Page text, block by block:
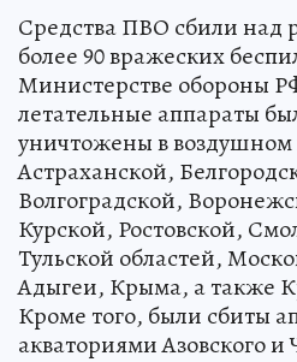
Средства ПВО сбили над
более 90 вражеских
Министерстве обороны
летательные аппараты
уничтожены в воздушном
Астраханской,
Волгоградской,
Курской, Ростовской,
Тульской областей,
Адыгеи, Крыма, а также
Кроме того, были сбиты
акваториями Азовского